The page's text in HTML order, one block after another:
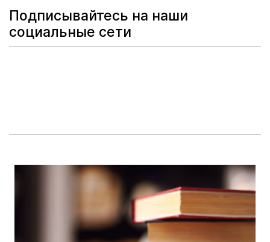
Подписывайтесь на наши
социальные сети